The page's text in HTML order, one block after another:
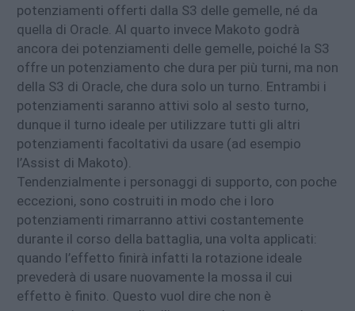
potenziamenti offerti dalla S3 delle gemelle, né da
quella di Oracle. Al quarto invece Makoto godrà
ancora dei potenziamenti delle gemelle, poiché la S3
offre un potenziamento che dura per più turni, ma non
della S3 di Oracle, che dura solo un turno. Entrambi i
potenziamenti saranno attivi solo al sesto turno,
dunque il turno ideale per utilizzare tutti gli altri
potenziamenti facoltativi da usare (ad esempio
l’Assist di Makoto).
Tendenzialmente i personaggi di supporto, con poche
eccezioni, sono costruiti in modo che i loro
potenziamenti rimarranno attivi costantemente
durante il corso della battaglia, una volta applicati:
quando l’effetto finirà infatti la rotazione ideale
prevederà di usare nuovamente la mossa il cui
effetto è finito. Questo vuol dire che non è